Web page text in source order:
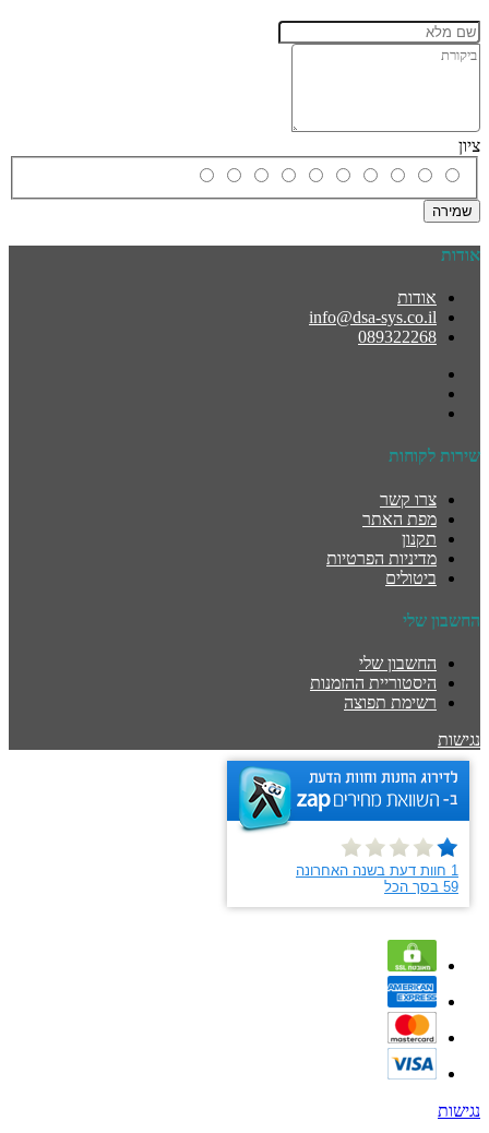
ציון
שמירה
אודות
אודות
info@dsa-sys.co.il
089322268
שירות לקוחות
צרו קשר
מפת האתר
תקנון
מדיניות הפרטיות
ביטולים
החשבון שלי
החשבון שלי
היסטוריית ההזמנות
רשימת תפוצה
נגישות
נגישות